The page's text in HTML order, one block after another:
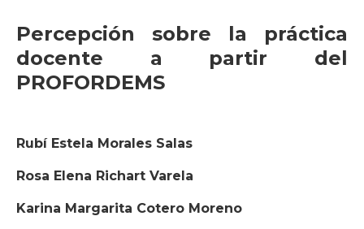
Percepción sobre la práctica
docente a partir del
PROFORDEMS
Rubí Estela Morales Salas
Rosa Elena Richart Varela
Karina Margarita Cotero Moreno